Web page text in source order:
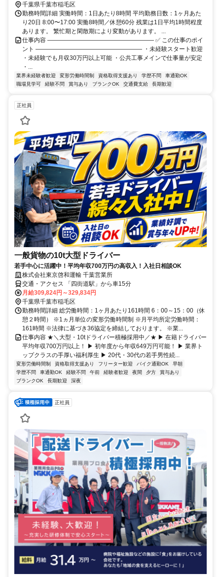
千葉県千葉市稲毛区
勤務時間詳細 実働時間：1日あたり8時間 平均勤務日数：1ヶ月あた
り20日 8:00〜17:00 実働8時間／休憩60分 残業は1日平均1時間程度
あります。 繁忙期と閑散期により変動があります。 ...
仕事内容 ―――――――――――――――――― ✅ この仕事のポイ
ント ―――――――――――――――――― ・未経験スタート歓迎
・未経験でも月収30万円以上可能 ・公共工事メインで仕事量が安定
・...
業界未経験者歓迎 変形労働時間制 資格取得支援あり 学歴不問
車通勤OK
職場見学可
経験不問 賞与あり ブランクOK 交通費支給 長期歓迎
正社員
一般貨物の10t大型ドライバー
若手中心に活躍中！平均年収700万円の高収入！入社日相談OK
株式会社東京啓和運輸 千葉営業所
交通・アクセス 「四街道駅」から車15分
月給309,824円～329,834円
千葉県千葉市稲毛区
勤務時間詳細 総労働時間：1ヶ月あたり161時間 6：00～15：00（休
憩２時間） ※1ヵ月単位の変形労働時間制 ※月平均所定労働時間：
161時間 ※法律に基づき36協定を締結しております。 ※業...
仕事内容 ★＼大型・10tドライバー積極採用中／★ ▶ 在籍ドライバー
平均年収700万円以上！ ▶ 初年度から年収649万円可能！ ▶ 業界ト
ップクラスの手厚い福利厚生 ▶ 20代・30代の若手男性続...
変形労働時間制 資格取得支援あり フリーター歓迎 バイク通勤OK
早朝
学歴不問
車通勤OK 経験不問 午前 経験者歓迎 夜間 夕方
賞与あり
ブランクOK
長期歓迎 深夜
正社員